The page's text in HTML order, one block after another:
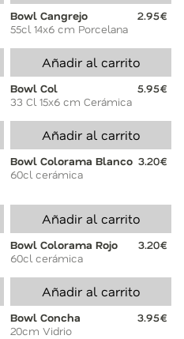
Bowl Cangrejo
2.95€
55cl 14x6 cm Porcelana
Añadir al carrito
Bowl Col
5.95€
33 Cl 15x6 cm Cerámica
Añadir al carrito
Bowl Colorama Blanco 3.20€
60cl cerámica
Añadir al carrito
Bowl Colorama Rojo
3.20€
60cl cerámica
Añadir al carrito
Bowl Concha
3.95€
20cm Vidrio